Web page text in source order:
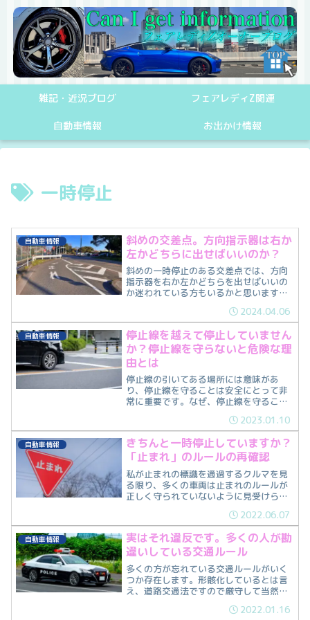
雑記・近況ブログ フェアレディZ関連
自動車情報 お出かけ情報
一時停止
自動車情報
斜めの交差点。方向指示器は右か
左かどちらに出せばいいのか？
斜めの一時停止のある交差点では、方向
指示器を右か左かどちらを出せばいいの
か迷われている方もいるかと思います。
器を出す方向を紹介します。2024.04.06
自動車情報
停止線を越えて停止していません
か？停止線を守らないと危険な理
由とは
停止線の引いてある場所には意味があ
り、停止線を守ることは安全にとって非
常に重要です。なぜ、停止線を守ること
いと危険な理由を紹介します。2023.01.10
自動車情報
きちんと一時停止していますか？
「止まれ」のルールの再確認
私が止まれの標識を通過するクルマを見
る限り、多くの車両は止まれのルールが
正しく守られていないように見受けられ
2022.06.07
自動車情報
実はそれ違反です。多くの人が勘
違いしている交通ルール
多くの方が忘れている交通ルールがいく
つか存在します。形骸化しているとは言
え、道路交通法ですので厳守して当然で
2022.01.16